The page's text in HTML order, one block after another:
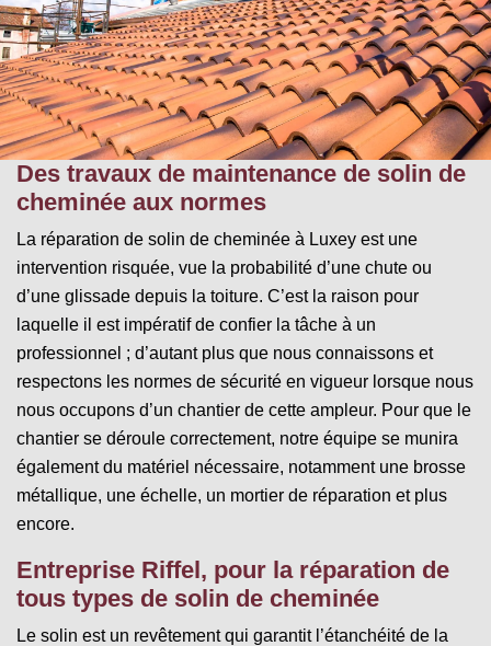
Des travaux de maintenance de solin de
cheminée aux normes
La réparation de solin de cheminée à Luxey est une
intervention risquée, vue la probabilité d’une chute ou
d’une glissade depuis la toiture. C’est la raison pour
laquelle il est impératif de confier la tâche à un
professionnel ; d’autant plus que nous connaissons et
respectons les normes de sécurité en vigueur lorsque nous
nous occupons d’un chantier de cette ampleur. Pour que le
chantier se déroule correctement, notre équipe se munira
également du matériel nécessaire, notamment une brosse
métallique, une échelle, un mortier de réparation et plus
encore.
Entreprise Riffel, pour la réparation de
tous types de solin de cheminée
Le solin est un revêtement qui garantit l’étanchéité de la